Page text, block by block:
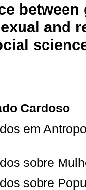
and
Cardoso
em
sobre
sobre